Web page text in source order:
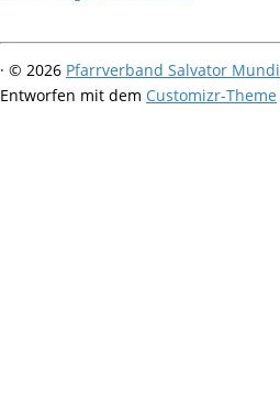
· © 2026 Pfarrverband Salvator Mundi
Entworfen mit dem Customizr-Theme